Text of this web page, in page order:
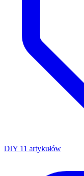
DIY 11 artykułów